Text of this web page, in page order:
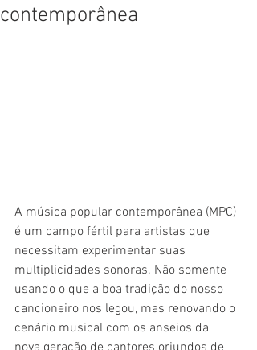
contemporânea
A música popular contemporânea (MPC)
é um campo fértil para artistas que
necessitam experimentar suas
multiplicidades sonoras. Não somente
usando o que a boa tradição do nosso
cancioneiro nos legou, mas renovando o
cenário musical com os anseios da